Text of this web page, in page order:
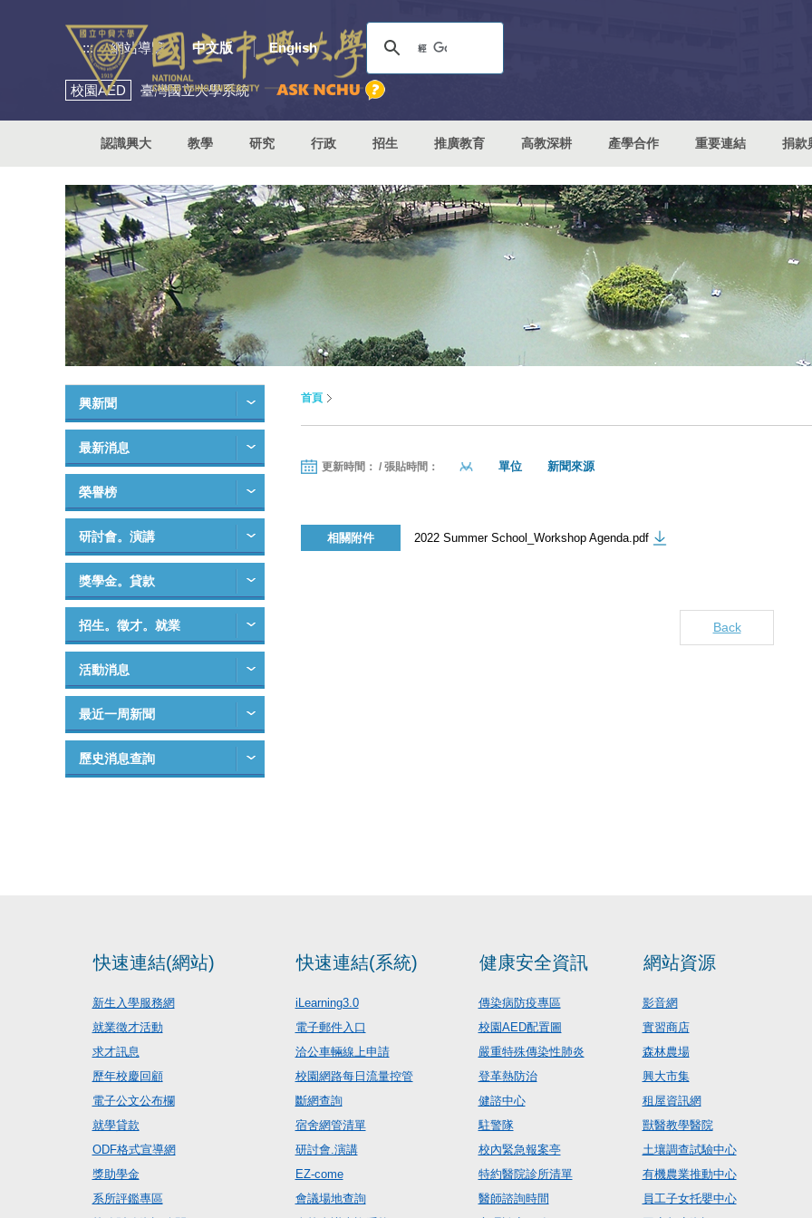
::: 網站導覽 中文版 English
校園AED 臺灣國立大學系統
認識興大 教學 研究 行政 招生 推廣教育 高教深耕 產學合作 重要連結 捐款
興新聞
最新消息
榮譽榜
研討會。演講
獎學金。貸款
招生。徵才。就業
活動消息
最近一周新聞
歷史消息查詢
首頁
更新時間： / 張貼時間： 單位 新聞來源
相關附件 2022 Summer School_Workshop Agenda.pdf
Back
快速連結(網站)
新生入學服務網
就業徵才活動
求才訊息
歷年校慶回顧
電子公文公布欄
就學貸款
ODF格式宣導網
獎助學金
系所評鑑專區
快速連結(系統)
iLearning3.0
電子郵件入口
洽公車輛線上申請
校園網路每日流量控管
斷網查詢
宿舍網管清單
研討會.演講
EZ-come
會議場地查詢
健康安全資訊
傳染病防疫專區
校園AED配置圖
嚴重特殊傳染性肺炎
登革熱防治
健諮中心
駐警隊
校內緊急報案亭
特約醫院診所清單
醫師諮詢時間
網站資源
影音網
實習商店
森林農場
興大市集
租屋資訊網
獸醫教學醫院
土壤調查試驗中心
有機農業推動中心
員工子女托嬰中心